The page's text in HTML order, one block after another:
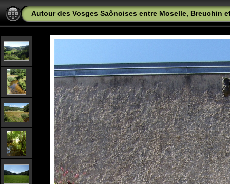
Autour des Vosges Saônoises entre Moselle, Breuchin